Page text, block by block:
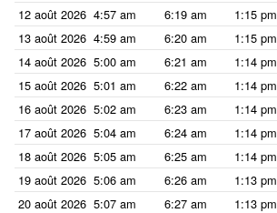
12 août 2026 4:57 am 6:19 am 1:15 pm
13 août 2026 4:59 am 6:20 am 1:15 pm
14 août 2026 5:00 am 6:21 am 1:14 pm
15 août 2026 5:01 am 6:22 am 1:14 pm
16 août 2026 5:02 am 6:23 am 1:14 pm
17 août 2026 5:04 am 6:24 am 1:14 pm
18 août 2026 5:05 am 6:25 am 1:14 pm
19 août 2026 5:06 am 6:26 am 1:13 pm
20 août 2026 5:07 am 6:27 am 1:13 pm